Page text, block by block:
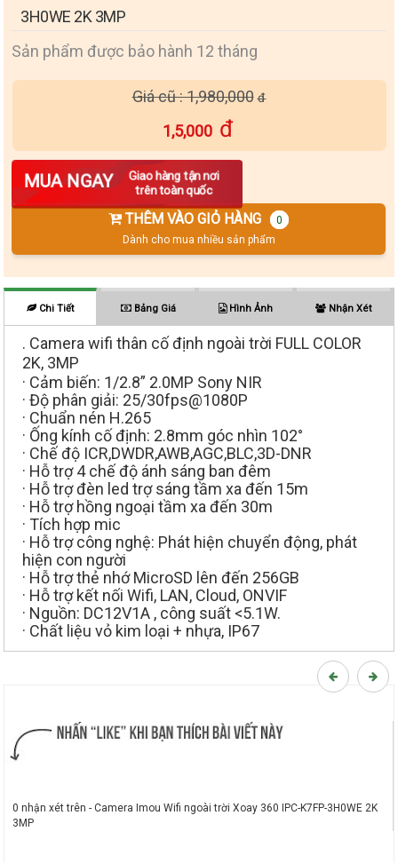
3H0WE 2K 3MP
Sản phẩm được bảo hành 12 tháng
Giá cũ : 1,980,000
1,5,000
MUA NGAY
Giao hàng tận nơi
trên toàn quốc
Số lượng
THÊM VÀO GIỎ HÀNG
0
Dành cho mua nhiều sản phẩm
Chi Tiết Bảng Giá Hình Ảnh Nhận Xét
. Camera wifi thân cố định ngoài trời FULL COLOR
2K, 3MP
· Cảm biến: 1/2.8” 2.0MP Sony NIR
· Độ phân giải: 25/30fps@1080P
· Chuẩn nén H.265
· Ống kính cố định: 2.8mm góc nhìn 102°
· Chế độ ICR,DWDR,AWB,AGC,BLC,3D-DNR
· Hỗ trợ 4 chế độ ánh sáng ban đêm
· Hỗ trợ đèn led trợ sáng tầm xa đến 15m
· Hỗ trợ hồng ngoại tầm xa đến 30m
· Tích hợp mic
· Hỗ trợ công nghệ: Phát hiện chuyển động, phát
hiện con người
· Hỗ trợ thẻ nhớ MicroSD lên đến 256GB
· Hỗ trợ kết nối Wifi, LAN, Cloud, ONVIF
· Nguồn: DC12V1A , công suất <5.1W.
· Chất liệu vỏ kim loại + nhựa, IP67
0 nhận xét trên - Camera Imou Wifi ngoài trời Xoay 360 IPC-K7FP-3H0WE 2K
3MP